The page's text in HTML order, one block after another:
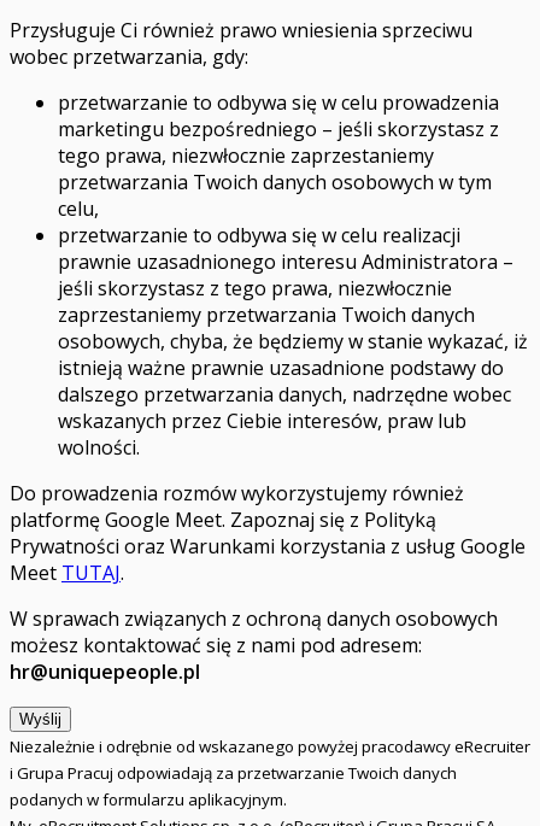
Przysługuje Ci również prawo wniesienia sprzeciwu
wobec przetwarzania, gdy:
przetwarzanie to odbywa się w celu prowadzenia
marketingu bezpośredniego – jeśli skorzystasz z
tego prawa, niezwłocznie zaprzestaniemy
przetwarzania Twoich danych osobowych w tym
celu,
przetwarzanie to odbywa się w celu realizacji
prawnie uzasadnionego interesu Administratora –
jeśli skorzystasz z tego prawa, niezwłocznie
zaprzestaniemy przetwarzania Twoich danych
osobowych, chyba, że będziemy w stanie wykazać, iż
istnieją ważne prawnie uzasadnione podstawy do
dalszego przetwarzania danych, nadrzędne wobec
wskazanych przez Ciebie interesów, praw lub
wolności.
Do prowadzenia rozmów wykorzystujemy również
platformę Google Meet. Zapoznaj się z Polityką
Prywatności oraz Warunkami korzystania z usług Google
Meet TUTAJ.
W sprawach związanych z ochroną danych osobowych
możesz kontaktować się z nami pod adresem:
hr@uniquepeople.pl
Wyślij
Niezależnie i odrębnie od wskazanego powyżej pracodawcy eRecruiter
i Grupa Pracuj odpowiadają za przetwarzanie Twoich danych
podanych w formularzu aplikacyjnym.